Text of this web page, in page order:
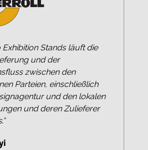
Exhibition Stands läuft die
und der
zwischen den
Parteien, einschließlich
und den lokalen
und deren Zulieferer